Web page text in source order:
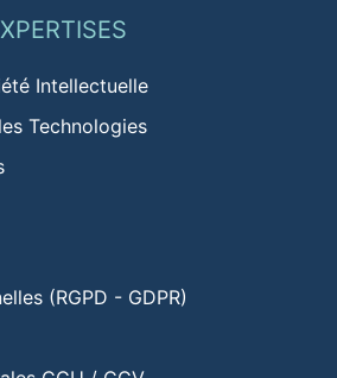
Intellectuelle
Technologies
(RGPD - GDPR)